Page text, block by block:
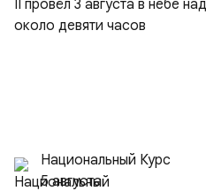
Национальный Курс
5 августа